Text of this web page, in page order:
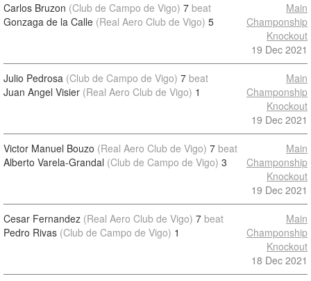
Carlos Bruzon (Club de Campo de Vigo) 7 beat
Gonzaga de la Calle (Real Aero Club de Vigo) 5
Main
Champonship
Knockout
19 Dec 2021
Julio Pedrosa (Club de Campo de Vigo) 7 beat
Juan Angel Visier (Real Aero Club de Vigo) 1
Main
Champonship
Knockout
19 Dec 2021
Victor Manuel Bouzo (Real Aero Club de Vigo) 7 beat
Alberto Varela-Grandal (Club de Campo de Vigo) 3
Main
Champonship
Knockout
19 Dec 2021
Cesar Fernandez (Real Aero Club de Vigo) 7 beat
Pedro Rivas (Club de Campo de Vigo) 1
Main
Champonship
Knockout
18 Dec 2021